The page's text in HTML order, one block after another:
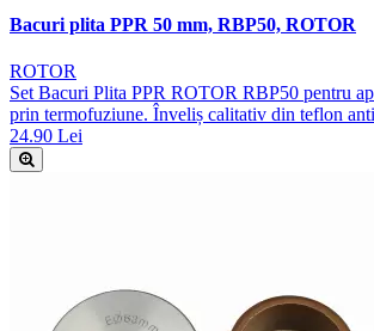
Bacuri plita PPR 50 mm, RBP50, ROTOR
ROTOR
Set Bacuri Plita PPR ROTOR RBP50 pentru
prin termofuziune. Înveliș calitativ din teflon
24.90 Lei